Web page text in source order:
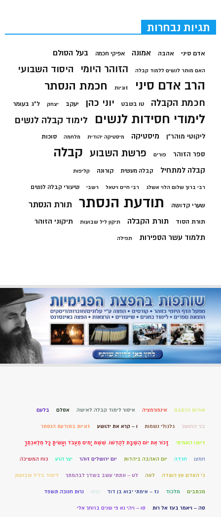
תגיות נבחרות
אדם סיני אהבה אמונה אפיקי חכמה בעל הסולם
האם מותר לנשים ללמוד קבלה הזוהר היומי היסוד השבועי
הרב אדם סיני זוגיות חכמת הנסתר
חכמת הקבלה טו בשבט יוני כהן יעקב יצחק ל"ג בעומר
לימודי חסידות לנשים לימוד קבלה לנשים
ליקוטי מוהר"ן מיסטיקה מיסטיקה יהודית מלחמה סוכות
ספר הזוהר פורים פרשת השבוע קבלה
קבלה למתחיל קבלה מעשית קורונה קליפות
רבי ברוך שלום הלוי אשלג רבי חיים ויטאל רשבי שיעורי קבלה לנשים
שערי קדושה תודעת הנסתר תורת הנסתר
תורת הסוד תורת הקבלה תיקון ליל שבועות תיקוני הזוהר
תלמוד עשר הספירות תפילה
אודות הרמבם אינפורמציה איסור לימוד קבלה לאישה אסלם בלעם
בני החושך גלגולי נשמות ו – קרא את יהושע זוגיות בתודעת הנסתר
זיווגו האמיתי זָכוֹר אֶת יוֹם הַשַּׁבָּת לְקַדְּשׁוֹ. שֵׁשֶׁת יָמִים תַּעֲבֹד וְעָשִׂיתָ כָּל מְלַאכְתֶּךָ
חמצן חרדה יום האהבה ביהדות יום ירושלים זוהר יצר הרע כוח המשיכה
כי האדם עץ השדה לאה לט – ונתתי עשב בשדך לבהמתך לימוד בליל שבועות
מכתבים מלכוד נז – אימתי יבוא בן דוד נפש נרות חנוכה תשפד
סה – ויאמר בעז אל רות סו – ויהי נא פי שנים ברוחך אלי